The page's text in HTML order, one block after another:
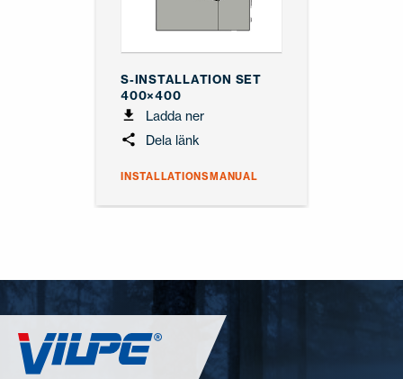
S-INSTALLATION SET
400×400
Ladda ner
Dela länk
INSTALLATIONSMANUAL